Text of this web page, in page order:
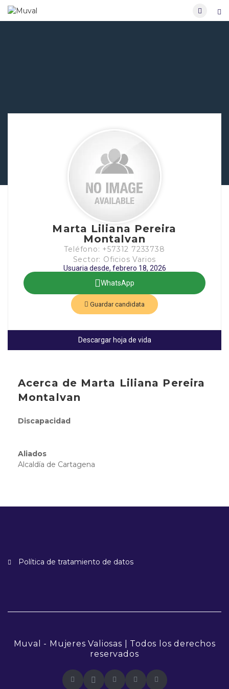
Marta Liliana Pereira
Montalvan
Teléfono: +57312 7233738
Sector: Oficios Varios
Usuaria desde, febrero 18, 2026
WhatsApp
Guardar candidata
Descargar hoja de vida
Acerca de Marta Liliana Pereira
Montalvan
Discapacidad
Aliados
Alcaldía de Cartagena
Política de tratamiento de datos
Muval - Mujeres Valiosas | Todos los derechos
reservados